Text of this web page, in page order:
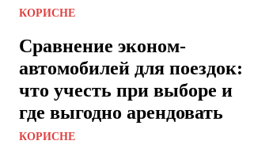
КОРИСНЕ
Сравнение эконом-
автомобилей для поездок:
что учесть при выборе и
где выгодно арендовать
КОРИСНЕ